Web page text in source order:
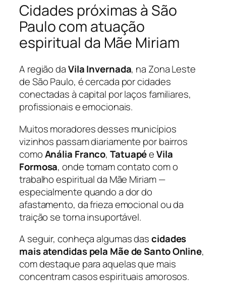
Cidades próximas à São
Paulo com atuação
espiritual da Mãe Miriam
A região daVila Invernada, na Zona Leste
de São Paulo, é cercada por cidades
conectadas à capital por laços familiares,
profissionais e emocionais.
Muitos moradores desses municípios
vizinhos passam diariamente por bairros
comoAnália Franco,TatuapéeVila
Formosa, onde tomam contato com o
trabalho espiritual da Mãe Miriam —
especialmente quando a dor do
afastamento, da frieza emocional ou da
traição se torna insuportável.
A seguir, conheça algumas dascidades
mais atendidas pela Mãe de Santo Online,
com destaque para aquelas que mais
concentram casos espirituais amorosos.